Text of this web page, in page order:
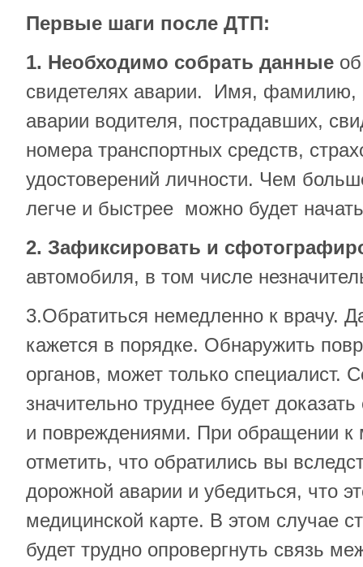
Первые шаги после ДТП:
1. Необходимо собрать данные
свидетелях аварии. Имя, фамилию,
аварии водителя, пострадавших,
номера транспортных средств,
удостоверений личности. Чем
легче и быстрее можно будет
2. Зафиксировать и
автомобиля, в том числе
3.Обратиться немедленно к врачу.
кажется в порядке. Обнаружить
органов, может только специалист.
значительно труднее будет
и повреждениями. При обращении к
отметить, что обратились вы
дорожной аварии и убедиться, что
медицинской карте. В этом случае
будет трудно опровергнуть связь